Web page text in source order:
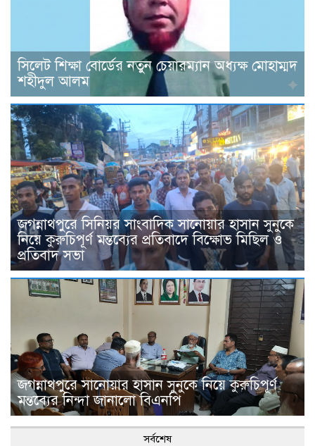
সিলেট শিক্ষা বোর্ডের নতুন চেয়ারম্যান অধ্যক্ষ মোহাম্মদ
শহীদুল আলম
জগন্নাথপুরে সিনিয়র সাংবাদিক সানোয়ার হাসান সুনুকে
নিয়ে কুরুচিপূর্ণ মন্তব্যের প্রতিবাদে বিক্ষোভ মিছিল ও
প্রতিবাদ সভা
জগন্নাথপুরে সানোয়ার হাসান সুনুকে নিয়ে কুরুচিপূর্ণ
মন্তব্যের নিন্দা জানালো বিএনপি
সর্বশেষ